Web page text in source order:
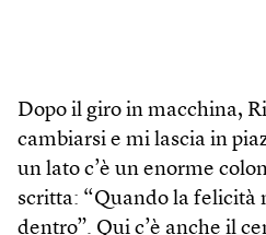
Dopo il giro in macchina,
cambiarsi e mi lascia in
un lato c’è un enorme
scritta: “Quando la felicità
dentro”. Qui c’è anche il